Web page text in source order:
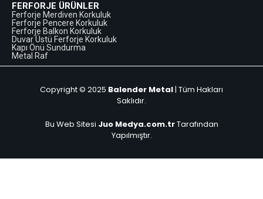
FERFORJE ÜRÜNLER
Ferforje Merdiven Korkuluk
Ferforje Pencere Korkuluk
Ferforje Balkon Korkuluk
Duvar Üstü Ferforje Korkuluk
Kapı Önü Sundurma
Metal Raf
Copyright © 2025 Balender Metal | Tüm Hakları
Saklıdır.
Bu Web Sitesi Juo Medya.com.trTarafından
Yapılmıştır.